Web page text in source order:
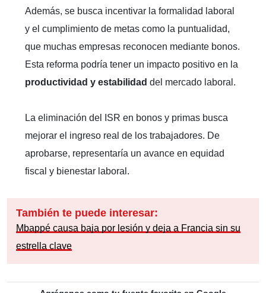
Además, se busca incentivar la formalidad laboral
y el cumplimiento de metas como la puntualidad,
que muchas empresas reconocen mediante bonos.
Esta reforma podría tener un impacto positivo en la
productividad y estabilidad del mercado laboral.
La eliminación del ISR en bonos y primas busca
mejorar el ingreso real de los trabajadores. De
aprobarse, representaría un avance en equidad
fiscal y bienestar laboral.
También te puede interesar:
Mbappé causa baja por lesión y deja a Francia sin su
estrella clave